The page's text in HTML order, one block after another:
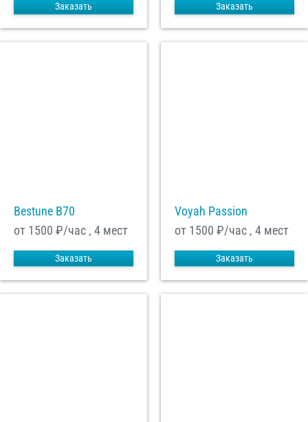
Заказать Заказать
Bestune B70
от 1500 ₽/час , 4 мест
Заказать
Voyah Passion
от 1500 ₽/час , 4 мест
Заказать